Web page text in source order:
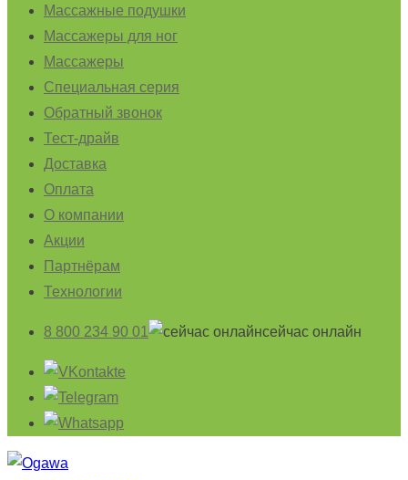
Массажные подушки
Массажеры для ног
Массажеры
Специальная серия
Обратный звонок
Тест-драйв
Доставка
Оплата
О компании
Акции
Партнёрам
Технологии
8 800 234 90 01 cейчас онлайн